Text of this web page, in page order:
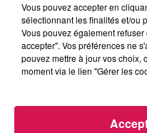
Du lundi au vendredi,
manifestations et Eva,
notre région.
Vous pouvez accepter en
sélectionnant les finalités et/ou
Vous pouvez également
accepter". Vos préférences ne
pouvez mettre à jour vos choix,
moment via le lien "Gérer les